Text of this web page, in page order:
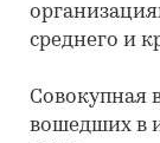
среднего и
Совокупная
вошедших в